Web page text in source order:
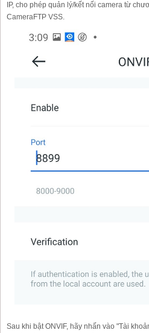
IP, cho phép quản lý/kết nối camera từ
CameraFTP VSS.
Sau khi bật ONVIF, hãy nhấn vào "Tài